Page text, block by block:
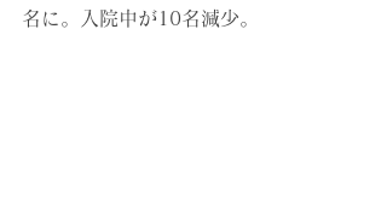
名に。入院中が10名減少。